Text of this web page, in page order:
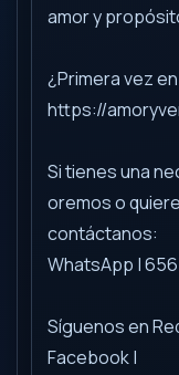
amor y
¿Primera vez
https://
Si tienes una
oremos o
contáctanos:
WhatsApp |
Síguenos en
Facebook |